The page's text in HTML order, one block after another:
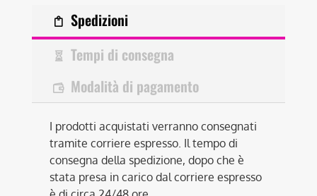
Spedizioni
Tempi di consegna
Modalità di pagamento
I prodotti acquistati verranno consegnati
tramite corriere espresso. Il tempo di
consegna della spedizione, dopo che è
stata presa in carico dal corriere espresso